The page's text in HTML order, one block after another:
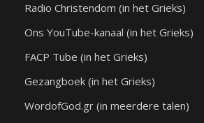
Radio Christendom (in het Grieks)
Ons YouTube-kanaal (in het Grieks)
FACP Tube (in het Grieks)
Gezangboek (in het Grieks)
WordofGod.gr (in meerdere talen)